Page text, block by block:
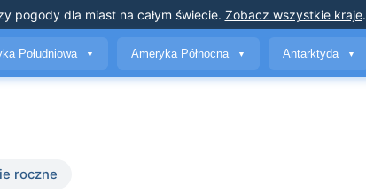
pogodydla miast na całym świecie. Zobacz wszystkie kraje.
Południowa ▼ Ameryka Północna ▼ Antarktyda ▼
roczne